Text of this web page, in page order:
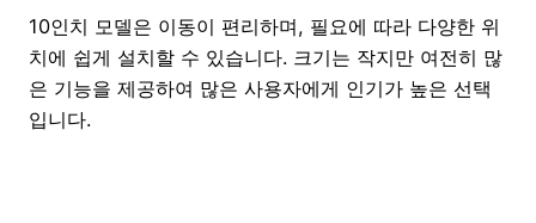
10인치 모델은 이동이 편리하며, 필요에 따라 다양한 위
치에 쉽게 설치할 수 있습니다. 크기는 작지만 여전히 많
은 기능을 제공하여 많은 사용자에게 인기가 높은 선택
입니다.